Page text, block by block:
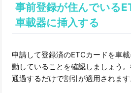
事前登録が住んでいる
車載器に挿入する
申請して登録済のETCカードを車
動していることを確認しましょう
通過するだけで割引が適用されます